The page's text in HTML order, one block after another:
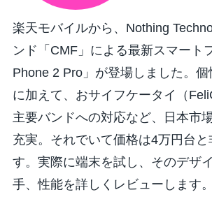
楽天モバイルから、Nothing
ンド「CMF」による最新スマート
Phone 2 Pro」が登場しました。
に加えて、おサイフケータイ（
主要バンドへの対応など、日本市
充実。それでいて価格は4万円台
す。実際に端末を試し、そのデザ
手、性能を詳しくレビューします。